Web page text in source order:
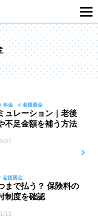
年金 # 老後資金
ュレーション｜老後
不足金額を補う方法
07
老後資金
まで払う？ 保険料の
制度を確認
13